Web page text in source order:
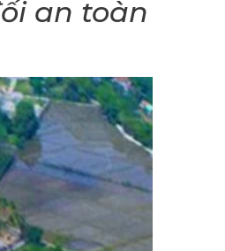
an toàn